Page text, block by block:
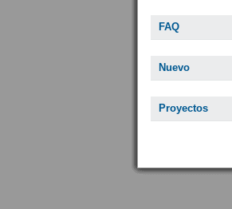
FAQ
Nuevo
Proyectos